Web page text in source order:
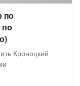
по
по
Кроноцкий